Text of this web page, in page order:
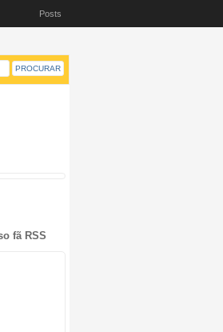
Posts